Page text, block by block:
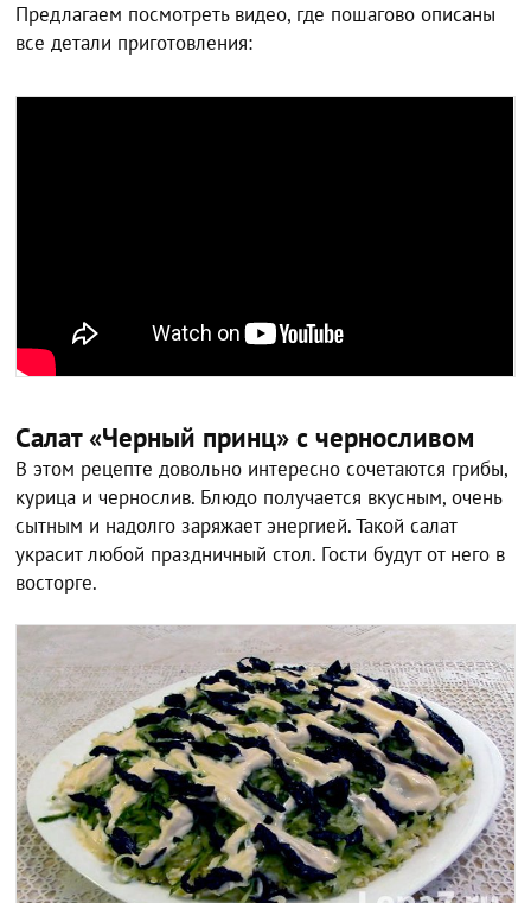
Предлагаем посмотреть видео, где пошагово описаны
все детали приготовления:
Салат «Черный принц» с черносливом
В этом рецепте довольно интересно сочетаются грибы,
курица и чернослив. Блюдо получается вкусным, очень
сытным и надолго заряжает энергией. Такой салат
украсит любой праздничный стол. Гости будут от него в
восторге.